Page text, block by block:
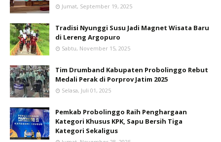
Jumat, September 19, 2025
Tradisi Nyunggi Susu Jadi Magnet Wisata Baru
di Lereng Argopuro
Sabtu, November 15, 2025
Tim Drumband Kabupaten Probolinggo Rebut
Medali Perak di Porprov Jatim 2025
Selasa, Juli 01, 2025
Pemkab Probolinggo Raih Penghargaan
Kategori Khusus KPK, Sapu Bersih Tiga
Kategori Sekaligus